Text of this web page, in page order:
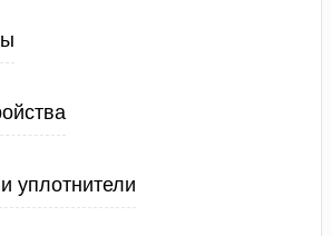
уплотнители